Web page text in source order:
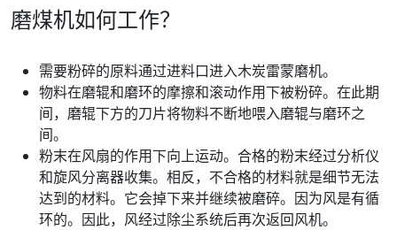
磨煤机如何工作？
需要粉碎的原料通过进料口进入木炭雷蒙磨机。
物料在磨辊和磨环的摩擦和滚动作用下被粉碎。在此期
间，磨辊下方的刀片将物料不断地喂入磨辊与磨环之
间。
粉末在风扇的作用下向上运动。合格的粉末经过分析仪
和旋风分离器收集。相反，不合格的材料就是细节无法
达到的材料。它会掉下来并继续被磨碎。因为风是有循
环的。因此，风经过除尘系统后再次返回风机。